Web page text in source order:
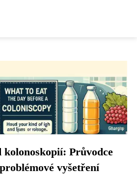
kolonoskopií: Průvodce
vyšetření